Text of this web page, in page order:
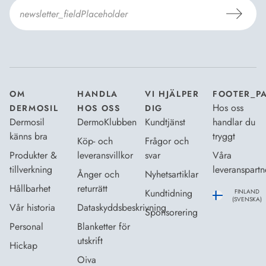
OM
DERMOSIL
Dermosil
känns bra
Produkter &
tillverkning
Hållbarhet
Vår historia
Personal
Hickap
HANDLA
HOS OSS
DermoKlubben
Köp- och
leveransvillkor
Ånger och
returrätt
Dataskyddsbeskrivning
Blanketter för
utskrift
Oiva
VI HJÄLPER
DIG
Kundtjänst
Frågor och
svar
Nyhetsartiklar
Kundtidning
Sponsorering
Hos oss
handlar du
tryggt
Våra
FINLAND
(SVENSKA)